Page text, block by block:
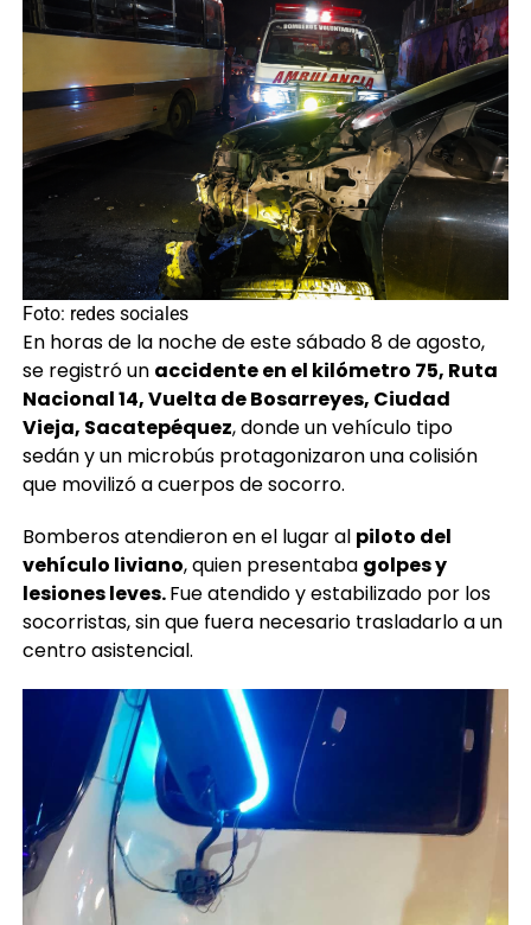
Foto: redes sociales
En horas de la noche de este sábado 8 de agosto,
se registró un accidente en el kilómetro 75, Ruta
Nacional 14, Vuelta de Bosarreyes, Ciudad
Vieja, Sacatepéquez, donde un vehículo tipo
sedán y un microbús protagonizaron una colisión
que movilizó a cuerpos de socorro.
Bomberos atendieron en el lugar al piloto del
vehículo liviano, quien presentaba golpes y
lesiones leves.Fue atendido y estabilizado por los
socorristas, sin que fuera necesario trasladarlo a un
centro asistencial.